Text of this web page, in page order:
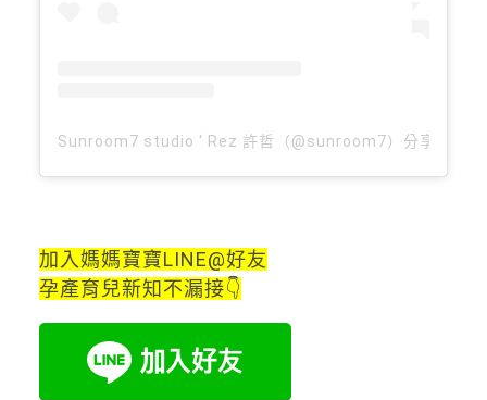
Sunroom7 studio ‘ Rez 許哲（@sunroom7）分享的貼文
加入媽媽寶寶LINE@好友
孕產育兒新知不漏接👇